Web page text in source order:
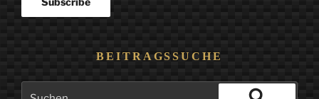
BEITRAGSSUCHE